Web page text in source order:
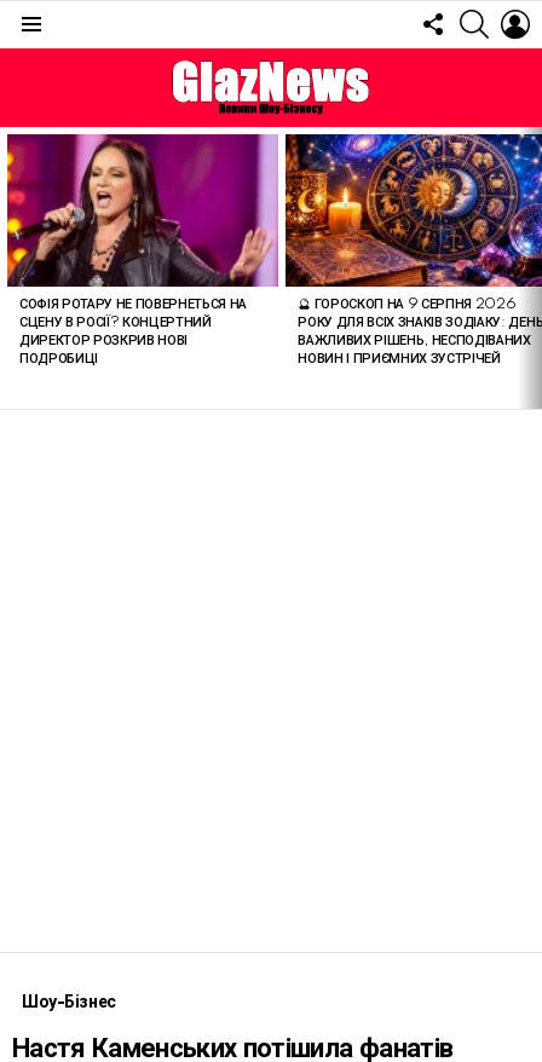
FOLLOW
US
ОСТАННІ
СТАТТІ
СОФІЯ РОТАРУ НЕ ПОВЕРНЕТЬСЯ НА
СЦЕНУ В РОСІЇ? КОНЦЕРТНИЙ
ДИРЕКТОР РОЗКРИВ НОВІ
ПОДРОБИЦІ
🔮 ГОРОСКОП НА 9 СЕРПНЯ 2026
РОКУ ДЛЯ ВСІХ ЗНАКІВ ЗОДІАКУ:
ВАЖЛИВИХ РІШЕНЬ, НЕСПОДІВАНИХ
НОВИН І ПРИЄМНИХ ЗУСТРІЧЕЙ
Шоу-Бізнес
Настя Каменських потішила фанатів